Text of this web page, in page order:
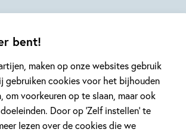
bent!
maken op onze websites gebruik
gebruiken cookies voor het bijhouden
om voorkeuren op te slaan, maar ook
Door op ‘Zelf instellen’ te
lezen over de cookies die we
Jennings
Campbell
Djohr Guedra